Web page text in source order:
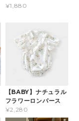
¥1,880
【BABY】ナチュラル
フラワーロンパース
¥2,280